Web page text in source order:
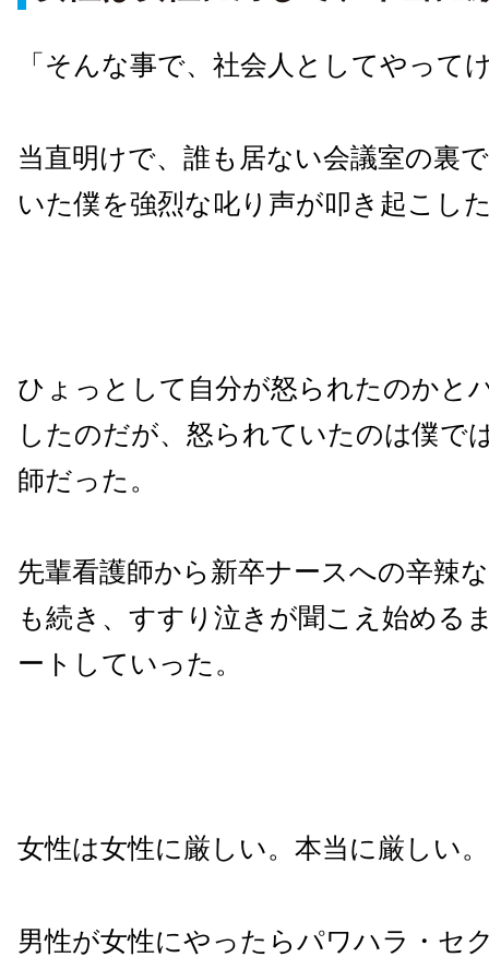
「そんな事で、社会人としてやって
当直明けで、誰も居ない会議室の裏
いた僕を強烈な叱り声が叩き起こし
ひょっとして自分が怒られたのかと
したのだが、怒られていたのは僕で
師だった。
先輩看護師から新卒ナースへの辛辣
も続き、すすり泣きが聞こえ始める
ートしていった。
女性は女性に厳しい。本当に厳しい。
男性が女性にやったらパワハラ・セ